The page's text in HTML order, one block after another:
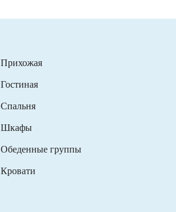
Прихожая
Гостиная
Спальня
Шкафы
Обеденные группы
Кровати